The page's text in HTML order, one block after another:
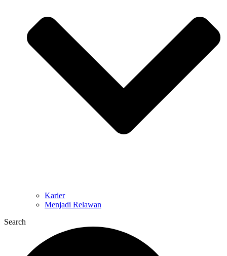
Karier
Menjadi Relawan
Search